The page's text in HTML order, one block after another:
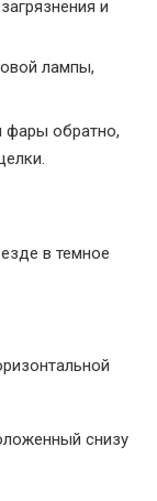
и
лампы,
фары обратно,
в темное
снизу